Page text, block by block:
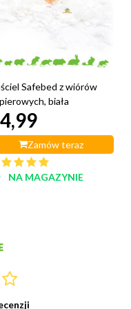
Safebed z wiórów
biała
Zamów teraz
NA MAGAZYNIE